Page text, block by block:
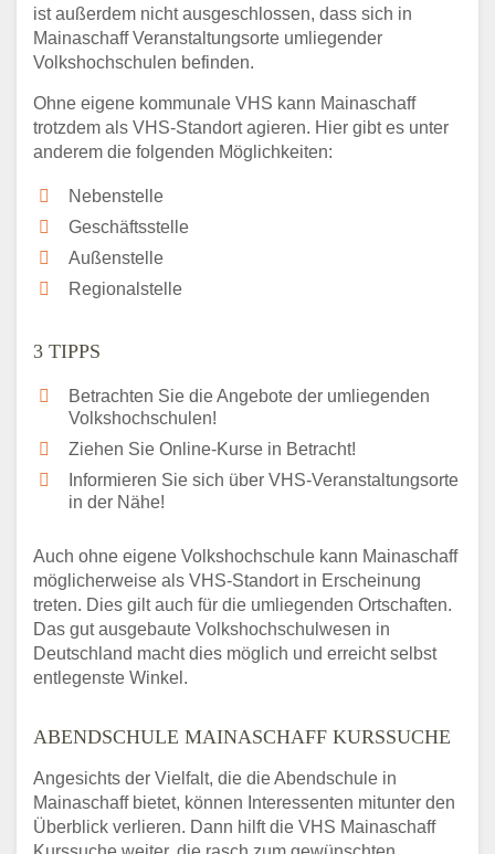
ist außerdem nicht ausgeschlossen, dass sich in
Mainaschaff Veranstaltungsorte umliegender
Volkshochschulen befinden.
Ohne eigene kommunale VHS kann Mainaschaff
trotzdem als VHS-Standort agieren. Hier gibt es unter
anderem die folgenden Möglichkeiten:
Nebenstelle
Geschäftsstelle
Außenstelle
Regionalstelle
3 TIPPS
Betrachten Sie die Angebote der umliegenden
Volkshochschulen!
Ziehen Sie Online-Kurse in Betracht!
Informieren Sie sich über VHS-Veranstaltungsorte
in der Nähe!
Auch ohne eigene Volkshochschule kann Mainaschaff
möglicherweise als VHS-Standort in Erscheinung
treten. Dies gilt auch für die umliegenden Ortschaften.
Das gut ausgebaute Volkshochschulwesen in
Deutschland macht dies möglich und erreicht selbst
entlegenste Winkel.
ABENDSCHULE MAINASCHAFF KURSSUCHE
Angesichts der Vielfalt, die die Abendschule in
Mainaschaff bietet, können Interessenten mitunter den
Überblick verlieren. Dann hilft die VHS Mainaschaff